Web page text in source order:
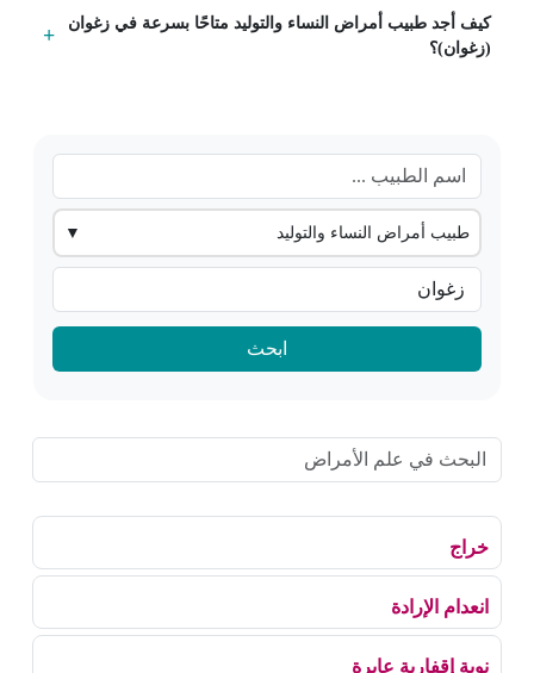
طبيب أمراض النساء والتوليد
ابحث
خراج
انعدام الإرادة
نوبة إقفارية عابرة
كيف أجد طبيب أمراض النساء والتوليد متاحًا بسرعة في زغوان
(زغوان)؟